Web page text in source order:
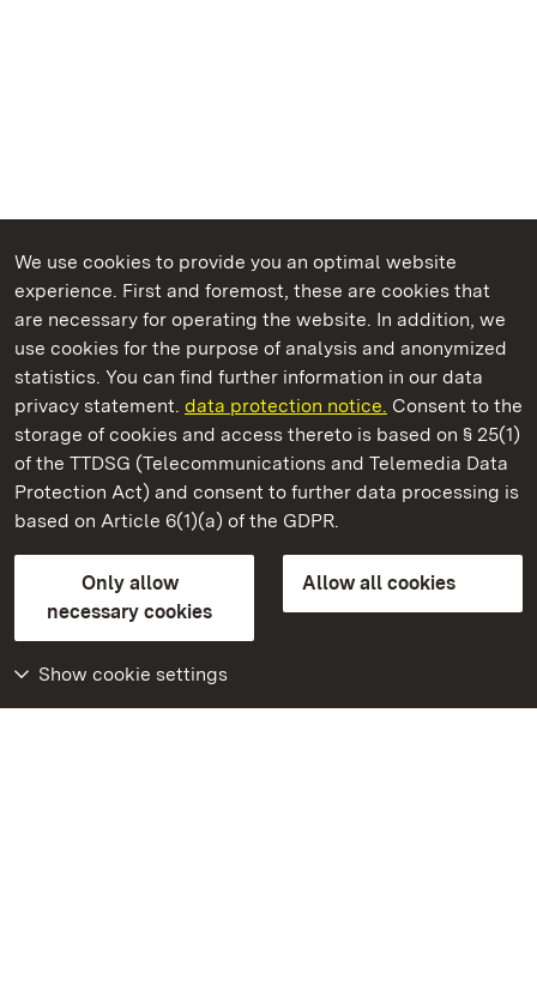
We use cookies to provide you an optimal website
experience. First and foremost, these are cookies that
are necessary for operating the website. In addition, we
use cookies for the purpose of analysis and anonymized
statistics. You can find further information in our data
privacy statement. data protection notice. Consent to the
storage of cookies and access thereto is based on § 25(1)
of the TTDSG (Telecommunications and Telemedia Data
Protection Act) and consent to further data processing is
based on Article 6(1)(a) of the GDPR.
Only allow
necessary cookies
Allow all cookies
Show cookie settings
State Palaces and Gardens of Baden-Wuerttemberg
Solitude Palace
State Palaces and Gardens of Baden-Wuerttemberg
FAQMasthead Data protection
Declaration on barrier-free access
BITV-konform (geprüfte Seiten)